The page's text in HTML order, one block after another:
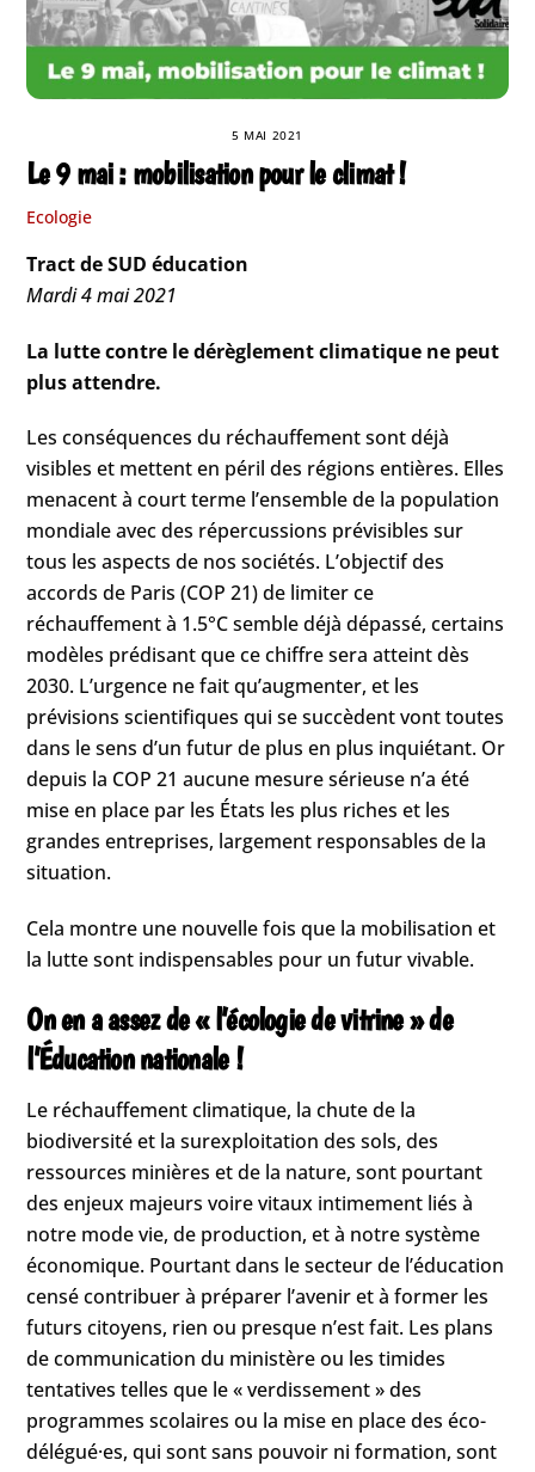
5 MAI 2021
Le 9 mai : mobilisation pour le climat !
Ecologie
Tract de SUD éducation
Mardi 4 mai 2021
La lutte contre le dérèglement climatique ne peut
plus attendre.
Les conséquences du réchauffement sont déjà
visibles et mettent en péril des régions entières. Elles
menacent à court terme l’ensemble de la population
mondiale avec des répercussions prévisibles sur
tous les aspects de nos sociétés. L’objectif des
accords de Paris (COP 21) de limiter ce
réchauffement à 1.5°C semble déjà dépassé, certains
modèles prédisant que ce chiffre sera atteint dès
2030. L’urgence ne fait qu’augmenter, et les
prévisions scientifiques qui se succèdent vont toutes
dans le sens d’un futur de plus en plus inquiétant. Or
depuis la COP 21 aucune mesure sérieuse n’a été
mise en place par les États les plus riches et les
grandes entreprises, largement responsables de la
situation.
Cela montre une nouvelle fois que la mobilisation et
la lutte sont indispensables pour un futur vivable.
On en a assez de « l’écologie de vitrine » de
l’Éducation nationale !
Le réchauffement climatique, la chute de la
biodiversité et la surexploitation des sols, des
ressources minières et de la nature, sont pourtant
des enjeux majeurs voire vitaux intimement liés à
notre mode vie, de production, et à notre système
économique. Pourtant dans le secteur de l’éducation
censé contribuer à préparer l’avenir et à former les
futurs citoyens, rien ou presque n’est fait. Les plans
de communication du ministère ou les timides
tentatives telles que le « verdissement » des
programmes scolaires ou la mise en place des éco-
délégué·es, qui sont sans pouvoir ni formation, sont